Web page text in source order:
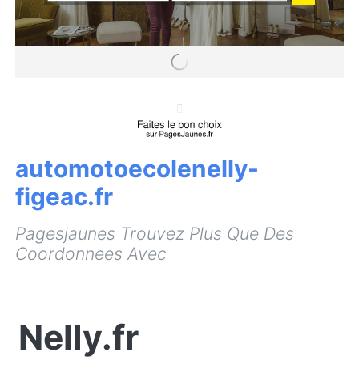
automotoecolenelly-
figeac.fr
Pagesjaunes Trouvez Plus Que Des
Coordonnees Avec
Nelly.fr